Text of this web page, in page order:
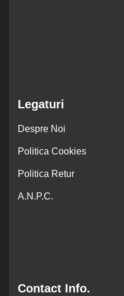
Legaturi
Despre Noi
Politica Cookies
Politica Retur
A.N.P.C.
Contact Info.